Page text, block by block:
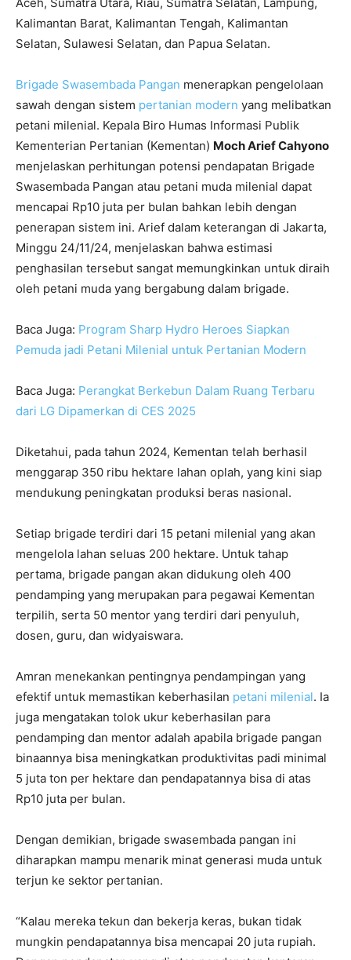
Kalimantan Barat, Kalimantan Tengah, Kalimantan
Selatan, Sulawesi Selatan, dan Papua Selatan.
Brigade Swasembada Pangan menerapkan pengelolaan
sawah dengan sistem pertanian modern yang melibatkan
petani milenial. Kepala Biro Humas Informasi Publik
Kementerian Pertanian (Kementan) Moch Arief Cahyono
menjelaskan perhitungan potensi pendapatan Brigade
Swasembada Pangan atau petani muda milenial dapat
mencapai Rp10 juta per bulan bahkan lebih dengan
penerapan sistem ini. Arief dalam keterangan di Jakarta,
Minggu 24/11/24, menjelaskan bahwa estimasi
penghasilan tersebut sangat memungkinkan untuk diraih
oleh petani muda yang bergabung dalam brigade.
Baca Juga: Program Sharp Hydro Heroes Siapkan
Pemuda jadi Petani Milenial untuk Pertanian Modern
Baca Juga: Perangkat Berkebun Dalam Ruang Terbaru
dari LG Dipamerkan di CES 2025
Diketahui, pada tahun 2024, Kementan telah berhasil
menggarap 350 ribu hektare lahan oplah, yang kini siap
mendukung peningkatan produksi beras nasional.
Setiap brigade terdiri dari 15 petani milenial yang akan
mengelola lahan seluas 200 hektare. Untuk tahap
pertama, brigade pangan akan didukung oleh 400
pendamping yang merupakan para pegawai Kementan
terpilih, serta 50 mentor yang terdiri dari penyuluh,
dosen, guru, dan widyaiswara.
Amran menekankan pentingnya pendampingan yang
efektif untuk memastikan keberhasilan petani milenial. Ia
juga mengatakan tolok ukur keberhasilan para
pendamping dan mentor adalah apabila brigade pangan
binaannya bisa meningkatkan produktivitas padi minimal
5 juta ton per hektare dan pendapatannya bisa di atas
Rp10 juta per bulan.
Dengan demikian, brigade swasembada pangan ini
diharapkan mampu menarik minat generasi muda untuk
terjun ke sektor pertanian.
“Kalau mereka tekun dan bekerja keras, bukan tidak
mungkin pendapatannya bisa mencapai 20 juta rupiah.